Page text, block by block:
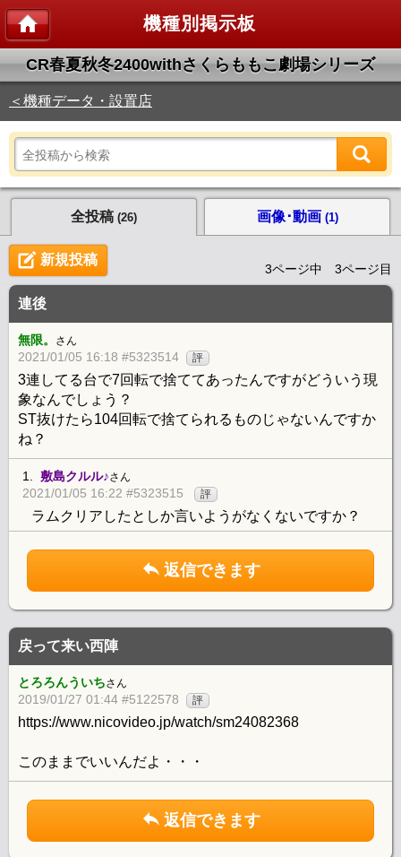
機種別掲示板
CR春夏秋冬2400withさくらももこ劇場シリーズ
＜機種データ・設置店
全投稿 (26) 画像･動画 (1)
新規投稿
3ページ中 3ページ目
連後
無限。 さん
2021/01/05 16:18 #5323514 評
3連してる台で7回転で捨ててあったんですがどういう現
象なんでしょう？
ST抜けたら104回転で捨てられるものじゃないんですか
ね？
1. 敷島クルル♪さん
2021/01/05 16:22 #5323515 評
ラムクリアしたとしか言いようがなくないですか？
返信できます
戻って来い西陣
とろろんういちさん
2019/01/27 01:44 #5122578 評
https://www.nicovideo.jp/watch/sm24082368
このままでいいんだよ・・・
返信できます